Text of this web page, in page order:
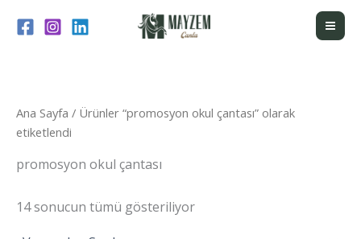
atla
Ana Sayfa / Ürünler “promosyon okul çantası” olarak
etiketlendi
promosyon okul çantası
14 sonucun tümü gösteriliyor